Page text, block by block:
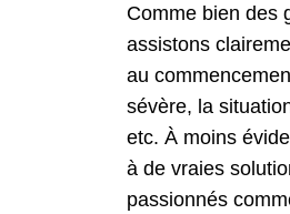
Comme bien des
assistons
au
sévère, la
etc. À moins
à de vraies
passionnés